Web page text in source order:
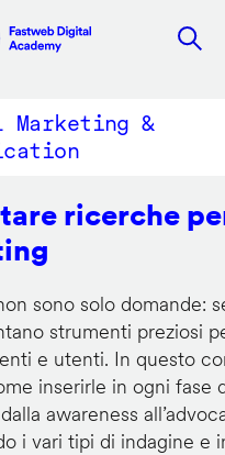
&
ricerche
sono solo domande:
strumenti preziosi
e utenti. In questo
inserirle in ogni fase
awareness
i vari tipi di indagine e